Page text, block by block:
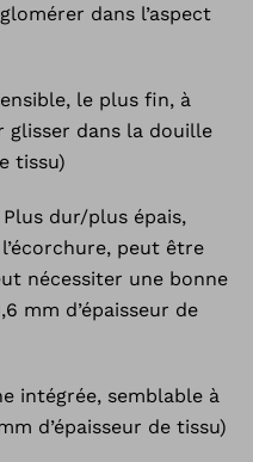
dans l’aspect
le plus fin, à
dans la douille
tissu)
dur/plus épais,
peut être
nécessiter une bonne
mm d’épaisseur de
intégrée, semblable à
d’épaisseur de tissu)